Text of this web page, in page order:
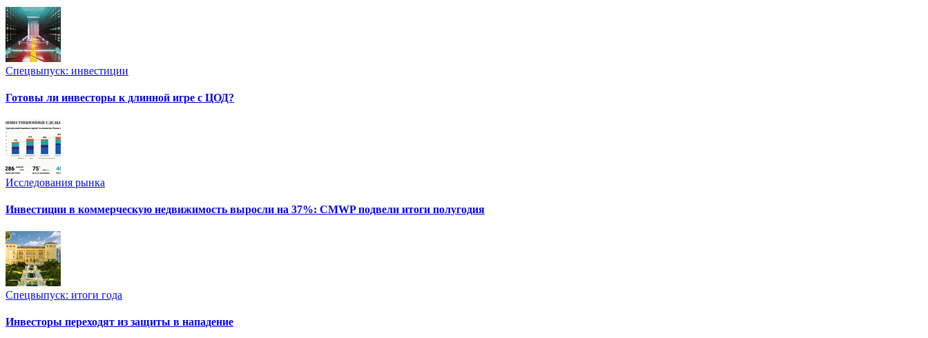
Спецвыпуск: инвестиции
Готовы ли инвесторы к длинной игре с ЦОД?
Исследования рынка
Инвестиции в коммерческую недвижимость выросли на 37%: CMWP подвели итоги полугодия
Спецвыпуск: итоги года
Инвесторы переходят из защиты в нападение